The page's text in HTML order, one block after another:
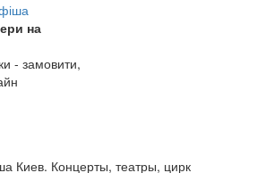
на
- замовити,